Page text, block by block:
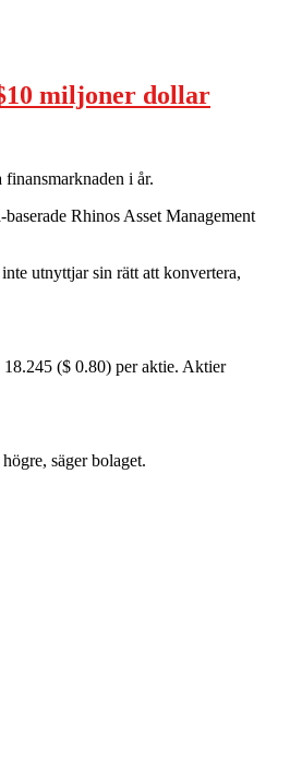
miljoner dollar
i år.
Rhinos Asset Management
utnyttjar sin rätt att konvertera,
($ 0.80) per aktie. Aktier
säger bolaget.